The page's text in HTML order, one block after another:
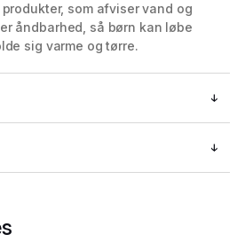
som afviser vand og
åndbarhed, så børn kan løbe
sig varme og tørre.